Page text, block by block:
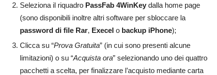
Seleziona il riquadro PassFab 4WinKey dalla home page
(sono disponibili inoltre altri software per sbloccare la
password di file Rar, Execel o backup iPhone);
Clicca su “Prova Gratuita” (in cui sono presenti alcune
limitazioni) o su “Acquista ora” selezionando uno dei quattro
pacchetti a scelta, per finalizzare l’acquisto mediante carta